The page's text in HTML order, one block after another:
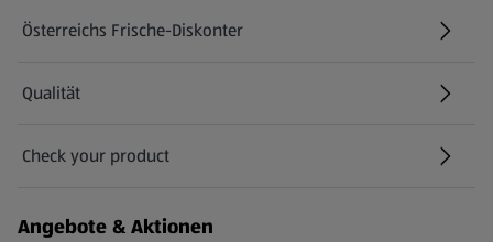
Österreichs Frische-Diskonter
Qualität
Check your product
(öffnet in einem neuen Tab)
Angebote & Aktionen